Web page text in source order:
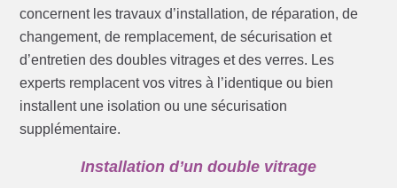
concernent les travaux d’installation, de réparation, de
changement, de remplacement, de sécurisation et
d’entretien des doubles vitrages et des verres. Les
experts remplacent vos vitres à l’identique ou bien
installent une isolation ou une sécurisation
supplémentaire.
Installation d’un double vitrage